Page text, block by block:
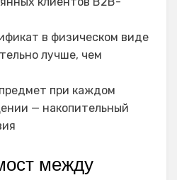
в физическом виде
лучше, чем
при каждом
— накопительный
между